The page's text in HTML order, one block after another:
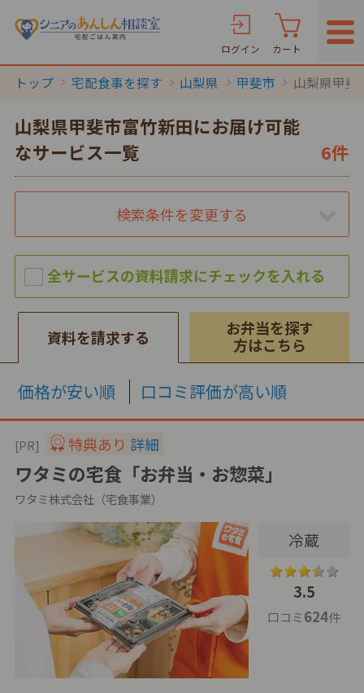
ログイン カート
トップ 宅配食事を探す 山梨県 甲斐市 山梨県甲斐
山梨県甲斐市富竹新田にお届け可能
なサービス一覧
6件
検索条件を変更する
資料を請求する
お弁当を探す
方はこちら
価格が安い順 口コミ評価が高い順
[PR] 特典あり 詳細
ワタミの宅食「お弁当・お惣菜」
ワタミ株式会社（宅食事業）
冷蔵
3.5
口コミ624件